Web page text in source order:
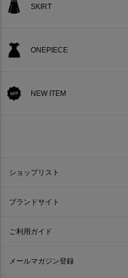
SKIRT
ONEPIECE
NEW ITEM
ショップリスト
ブランドサイト
ご利用ガイド
メールマガジン登録